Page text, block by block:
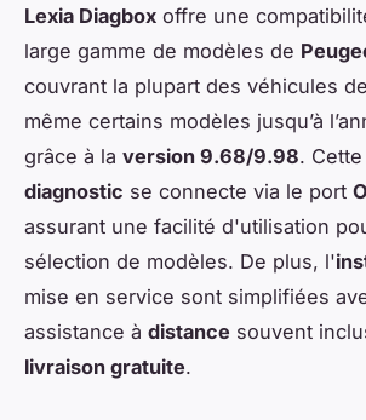
Lexia Diagbox offre une
large gamme de modèles de
couvrant la plupart des véhicules
même certains modèles jusqu’à
grâce à la version 9.68/9.98. Cette
diagnostic se connecte via le port
assurant une facilité d'utilisation
sélection de modèles. De plus, l'
mise en service sont simplifiées
assistance à distance souvent
livraison gratuite.